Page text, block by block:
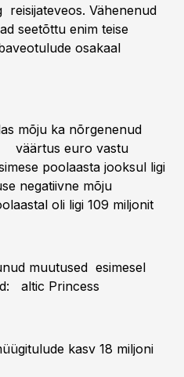
reisijateveos. Vähenenud
seetõttu enim teise
osakaal
mõju ka nõrgenenud
väärtus euro vastu
poolaasta jooksul ligi
negatiivne mõju
oli ligi 109 miljonit
muutused esimesel
altic Princess
kasv 18 miljoni